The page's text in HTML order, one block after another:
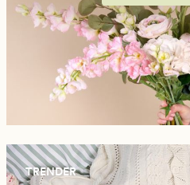
TRENDER